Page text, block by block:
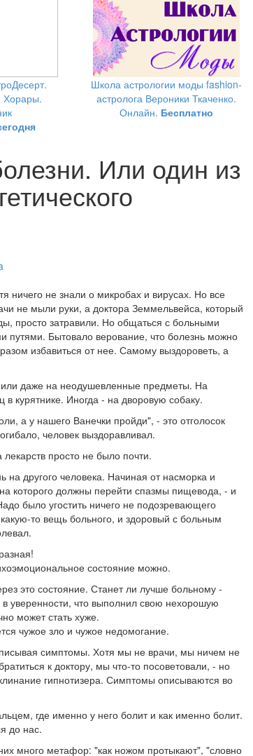
Хорары.
Школа астрологии моды fashion-
астролога Вероники Ткаченко.
Онлайн. Бесплатно
Или один из
не знали о микробах и вирусах. Но все
не мыли руки, а доктора Земмельвейса, который
просто затравили. Но общаться с больными
путями. Бытовало верование, что болезнь можно
избавиться от нее. Самому выздороветь, а
даже на неодушевленные предметы. На
курятнике. Иногда - на дворовую собаку.
а у нашего Ванечки пройди", - это отголосок
человек выздоравливал.
просто не было почти.
другого человека. Начиная от насморка и
которого должны перейти спазмы пищевода, - и
было угостить ничего не подозревающего
то вещь больного, и здоровый с больным
состояние можно.
это состояние. Станет ли лучше больному -
уверенности, что выполнил свою нехорошую
может стать хуже.
чужое зло и чужое недомогание.
симптомы. Хотя мы не врачи, мы ничем не
к доктору, мы что-то посоветовали, - но
гипнотизера. Симптомы описываются во
где именно у него болит и как именно болит.
до нас.
много метафор: "как ножом протыкают", "словно